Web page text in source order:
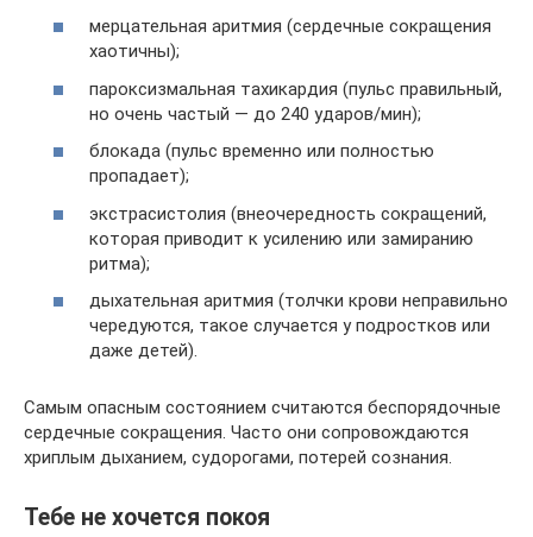
мерцательная аритмия (сердечные сокращения
хаотичны);
пароксизмальная тахикардия (пульс правильный,
но очень частый — до 240 ударов/мин);
блокада (пульс временно или полностью
пропадает);
экстрасистолия (внеочередность сокращений,
которая приводит к усилению или замиранию
ритма);
дыхательная аритмия (толчки крови неправильно
чередуются, такое случается у подростков или
даже детей).
Самым опасным состоянием считаются беспорядочные
сердечные сокращения. Часто они сопровождаются
хриплым дыханием, судорогами, потерей сознания.
Тебе не хочется покоя